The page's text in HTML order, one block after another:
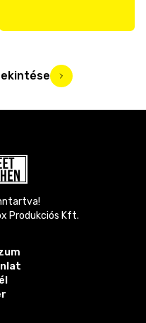
Produkciós Kft.